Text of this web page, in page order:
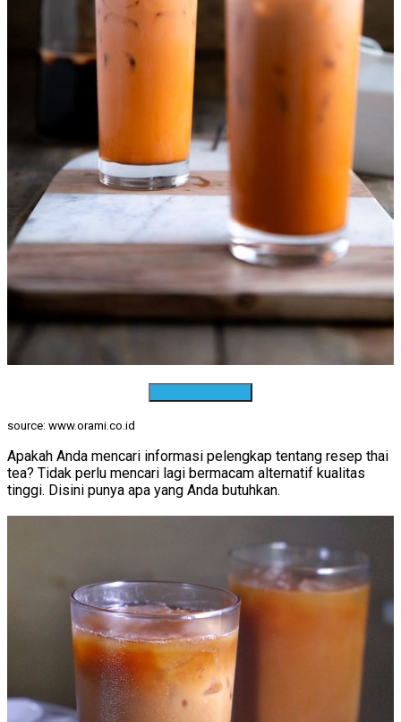
source: www.orami.co.id
Apakah Anda mencari informasi pelengkap tentang resep thai
tea? Tidak perlu mencari lagi bermacam alternatif kualitas
tinggi. Disini punya apa yang Anda butuhkan.